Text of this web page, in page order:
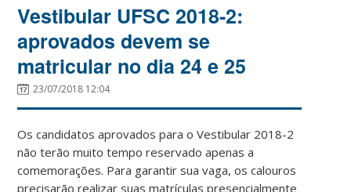
Vestibular UFSC 2018-2:
aprovados devem se
matricular no dia 24 e 25
23/07/2018 12:04
Os candidatos aprovados para o Vestibular 2018-2
não terão muito tempo reservado apenas a
comemorações. Para garantir sua vaga, os calouros
precisarão realizar suas matrículas presencialmente